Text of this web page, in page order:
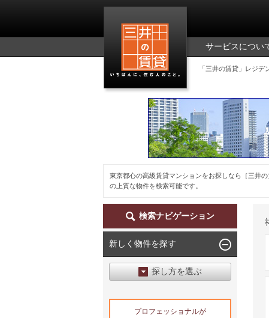
サービスについ
「三井の賃貸」レジ
東京都心の高級賃貸マンションをお探しなら［三井
の上質な物件を検索可能です。
検索ナビゲーション
新しく物件を探す
探し方を選ぶ
区から探す
プロフェッショナルが